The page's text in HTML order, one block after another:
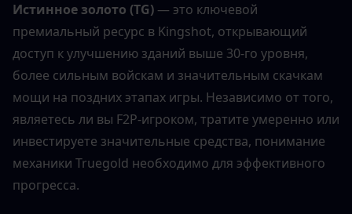
Истинное золото (TG) — это ключевой
премиальный ресурс в Kingshot, открывающий
доступ к улучшению зданий выше 30-го уровня,
более сильным войскам и значительным скачкам
мощи на поздних этапах игры. Независимо от того,
являетесь ли вы F2P-игроком, тратите умеренно или
инвестируете значительные средства, понимание
механики Truegold необходимо для эффективного
прогресса.